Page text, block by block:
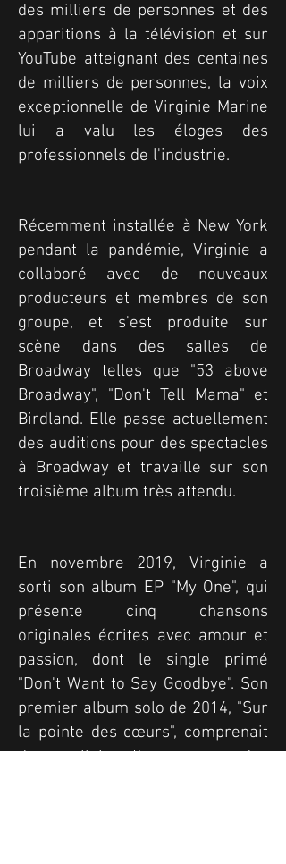
des milliers de personnes et des
apparitions à la télévision et sur
YouTube atteignant des centaines
de milliers de personnes, la voix
exceptionnelle de Virginie Marine
lui a valu les éloges des
professionnels de l'industrie.
Récemment installée à New York
pendant la pandémie, Virginie a
collaboré avec de nouveaux
producteurs et membres de son
groupe, et s'est produite sur
scène dans des salles de
Broadway telles que "53 above
Broadway", "Don't Tell Mama" et
Birdland. Elle passe actuellement
des auditions pour des spectacles
à Broadway et travaille sur son
troisième album très attendu.
En novembre 2019, Virginie a
sorti son album EP "My One", qui
présente cinq chansons
originales écrites avec amour et
passion, dont le single primé
"Don't Want to Say Goodbye". Son
premier album solo de 2014, "Sur
la pointe des cœurs", comprenait
des collaborations avec des